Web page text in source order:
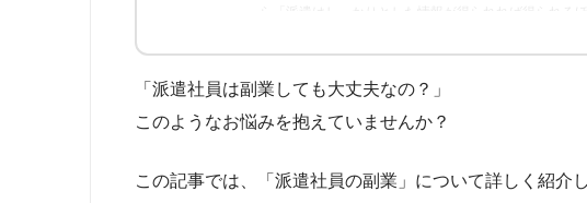
「派遣社員は副業しても大丈夫なの？」
このようなお悩みを抱えていませんか？
この記事では、「派遣社員の副業」について詳しく紹介し